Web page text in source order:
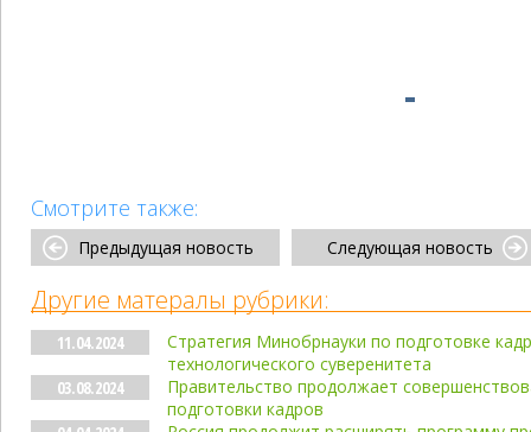
Смотрите также:
Предыдущая новость Следующая новость
Другие матералы рубрики:
11.04.2024
Стратегия Минобрнауки по подготовке
технологического суверенитета
03.08.2024
Правительство продолжает
подготовки кадров